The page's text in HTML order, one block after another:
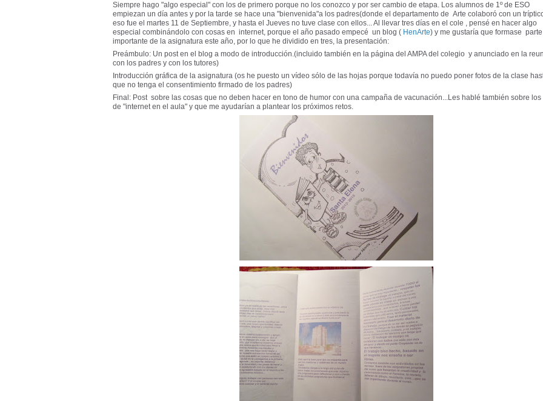
Siempre hago "algo especial" con los de primero porque no los conozco y por ser cambio de etapa. Los alumnos de 1º de ESO
empiezan un día antes y por la tarde se hace una "bienvenida"a los padres(donde el departamento de Arte colaboró con un
eso fue el martes 11 de Septiembre, y hasta el Jueves no tuve clase con ellos... Al llevar tres días en el cole , pensé en hacer algo
especial combinándolo con cosas en internet, porque el año pasado empecé un blog ( HenArte) y me gustaría que formase parte
importante de la asignatura este año, por lo que he dividido en tres, la presentación:
Preámbulo: Un post en el blog a modo de introducción.(incluido también en la página del AMPA del colegio y anunciado en la
con los padres y con los tutores)
Introducción gráfica de la asignatura (os he puesto un vídeo sólo de las hojas porque todavía no puedo poner fotos de la clase
que no tenga el consentimiento firmado de los padres)
Final: Post sobre las cosas que no deben hacer en tono de humor con una campaña de vacunación...Les hablé también sobre los
de "internet en el aula" y que me ayudarían a plantear los próximos retos.